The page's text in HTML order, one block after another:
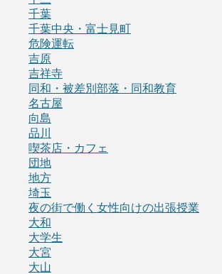
千葉
千葉中央・富士見町
危険運転
吉原
吉祥寺
同和・被差別部落・同和教育
名古屋
向島
品川
喫茶店・カフェ
団地
地方
埼玉
夜の街で働く女性向けの出張授業
大和
大学生
大宮
大山